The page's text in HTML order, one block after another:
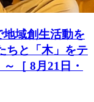
地域創生活動を
ちと「木」をテ
［ 8月21日・